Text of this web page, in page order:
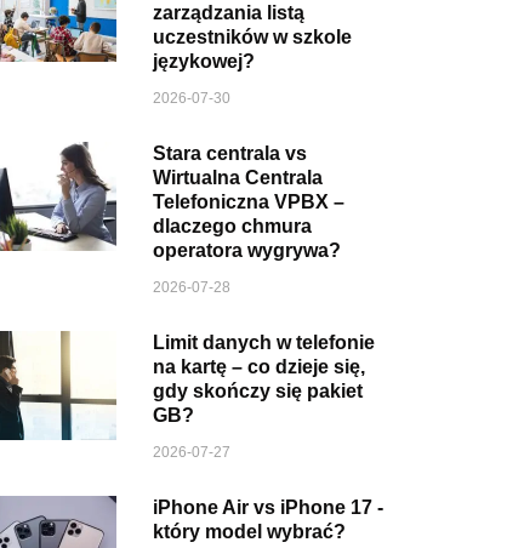
zarządzania listą
uczestników w szkole
językowej?
2026-07-30
Stara centrala vs
Wirtualna Centrala
Telefoniczna VPBX –
dlaczego chmura
operatora wygrywa?
2026-07-28
Limit danych w telefonie
na kartę – co dzieje się,
gdy skończy się pakiet
GB?
2026-07-27
iPhone Air vs iPhone 17 -
który model wybrać?